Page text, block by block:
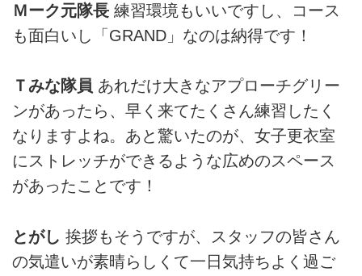
Ｍーク元隊長 練習環境もいいですし、コース
も面白いし「GRAND」なのは納得です！
Ｔみな隊員 あれだけ大きなアプローチグリー
ンがあったら、早く来てたくさん練習したく
なりますよね。あと驚いたのが、女子更衣室
にストレッチができるような広めのスペース
があったことです！
とがし 挨拶もそうですが、スタッフの皆さん
の気遣いが素晴らしくて一日気持ちよく過ご